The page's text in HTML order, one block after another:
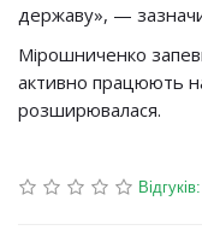
державу», —
Мірошниченко
активно працюють
розширювалася.